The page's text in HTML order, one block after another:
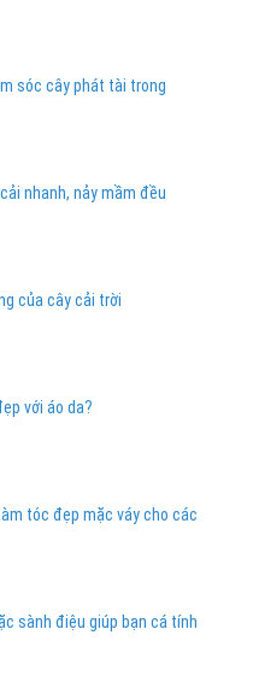
sóc cây phát tài trong
nhanh, nảy mầm đều
của cây cải trời
với áo da?
tóc đẹp mặc váy cho các
sành điệu giúp bạn cá tính